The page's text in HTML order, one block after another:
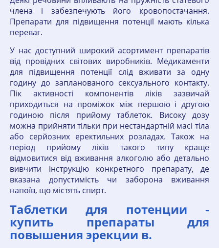
члена і забезпечують його кровопостачання.
Препарати для підвищення потенції мають кілька
переваг.
У нас доступний широкий асортимент препаратів
від провідних світових виробників. Медикаменти
для підвищення потенції слід вживати за одну
годину до запланованого сексуального контакту.
Пік активності компонентів ліків зазвичай
приходиться на проміжок між першою і другою
годиною після прийому таблеток. Високу дозу
можна прийняти тільки при нестандартній масі тіла
або серйозних еректильних розладах. Також на
період прийому ліків такого типу краще
відмовитися від вживання алкоголю або детально
вивчити інструкцію конкретного препарату, де
вказана допустимість чи заборона вживання
напоїв, що містять спирт.
Таблетки для потенции -
купить препараты для
повышения эрекции в.